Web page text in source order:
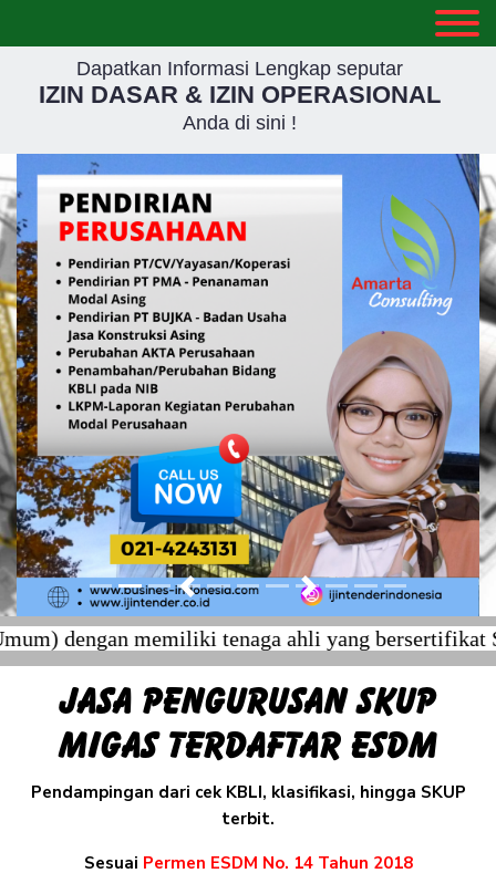
Dapatkan Informasi Lengkap seputar
IZIN DASAR & IZIN OPERASIONAL
Anda di sini !
Previous Next
memiliki tenaga ahli yang bersertifikat
Jasa Pengurusan SKUP
MIGAS Terdaftar ESDM
Pendampingan dari cek KBLI, klasifikasi, hingga SKUP
terbit.
Sesuai Permen ESDM No. 14 Tahun 2018